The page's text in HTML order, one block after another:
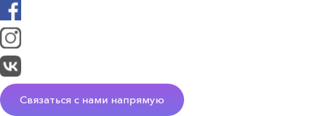
Связаться с нами напрямую